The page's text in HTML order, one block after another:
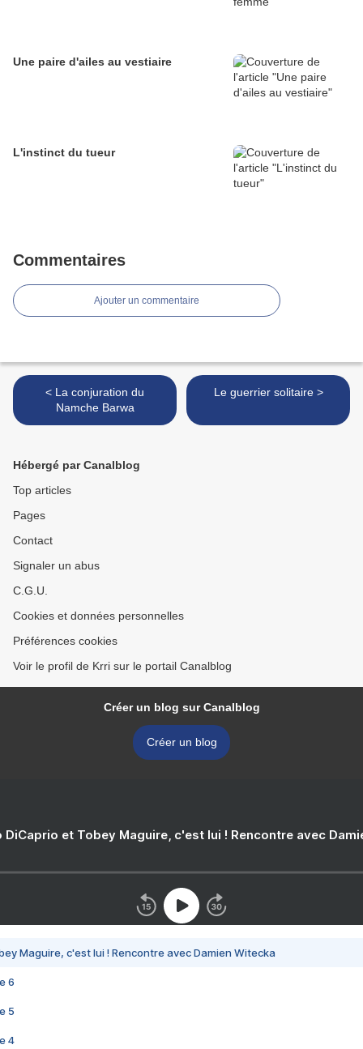
Une paire d'ailes au vestiaire
L'instinct du tueur
Commentaires
Ajouter un commentaire
< La conjuration du
Namche Barwa
Le guerrier solitaire >
Hébergé par Canalblog
Top articles
Pages
Contact
Signaler un abus
C.G.U.
Cookies et données personnelles
Préférences cookies
Voir le profil de Krri sur le portail Canalblog
Créer un blog sur Canalblog
Créer un blog
DiCaprio et Tobey Maguire, c'est lui ! Rencontre avec
Maguire, c'est lui ! Rencontre avec Damien Witecka
6
5
4